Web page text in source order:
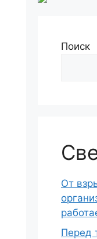
Поиск
От
Перед